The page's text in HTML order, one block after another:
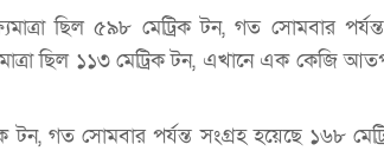
ছিল ৫৯৮ মেট্রিক টন, গত সোমবার
ছিল ১১৩ মেট্রিক টন, এখানে এক কেজি
টন, গত সোমবার পর্যন্ত সংগ্রহ হয়েছে ১৬৮